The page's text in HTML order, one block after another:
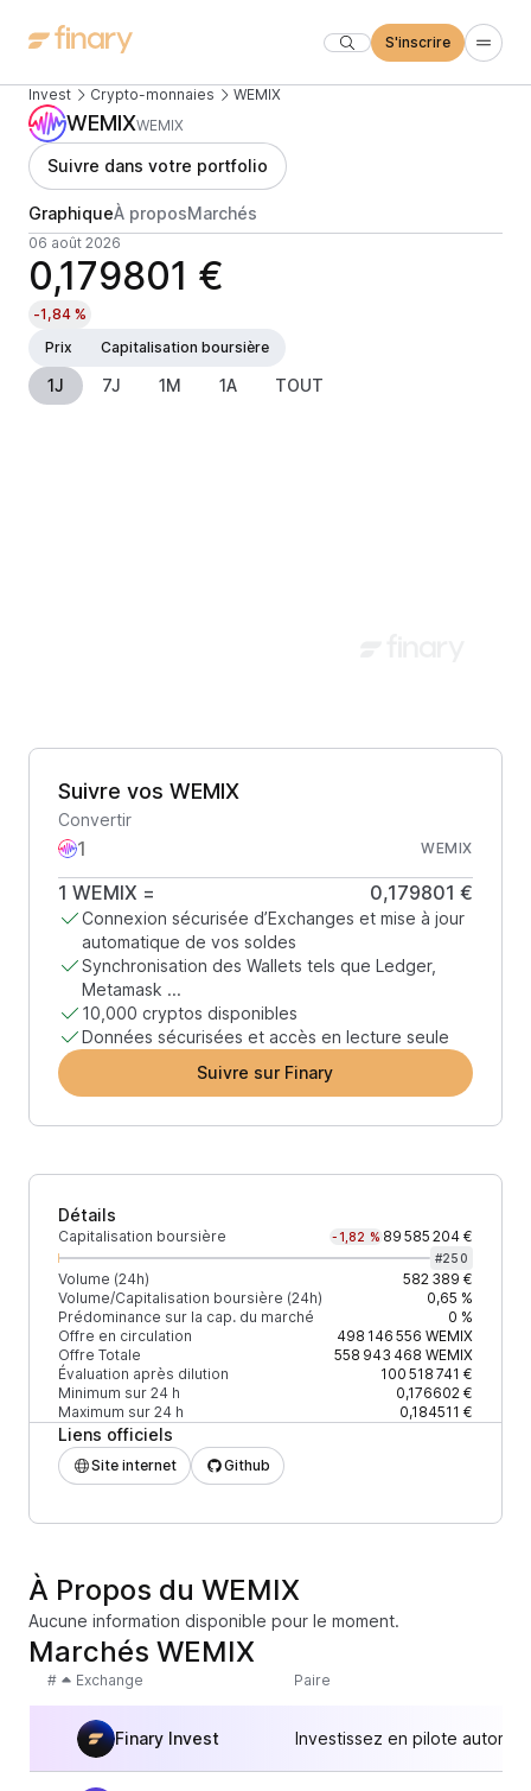
S'inscrire
Invest Crypto-monnaies WEMIX
WEMIXWEMIX
Suivre dans votre portfolio
GraphiqueÀ proposMarchés
06 août 2026
0,179801 €
-1,84 %
Prix
Capitalisation boursière
1J 7J 1M 1A TOUT
Suivre vos WEMIX
Convertir
WEMIX
1 WEMIX = 0,179801 €
Connexion sécurisée d’Exchanges et mise à jour
automatique de vos soldes
Synchronisation des Wallets tels que Ledger,
Metamask ...
10,000 cryptos disponibles
Données sécurisées et accès en lecture seule
Suivre sur Finary
Détails
Capitalisation boursière -1,82 % 89 585 204 €
#250
Volume (24h)
582 389 €
Volume/Capitalisation boursière (24h)
0,65 %
Prédominance sur la cap. du marché
0 %
Offre en circulation
498 146 556 WEMIX
Offre Totale
558 943 468 WEMIX
Évaluation après dilution
100 518 741 €
Minimum sur 24 h
0,176602 €
Maximum sur 24 h
0,184511 €
Liens officiels
Site internet Github
À Propos du WEMIX
Aucune information disponible pour le moment.
Marchés WEMIX
# Exchange Paire
Finary Invest Investissez en pilote